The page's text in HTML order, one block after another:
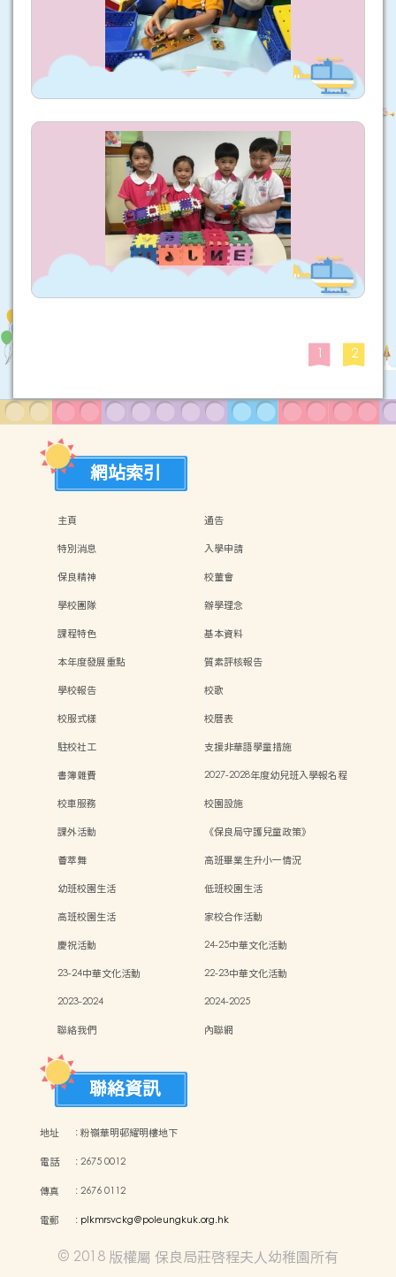
1 2
網站索引
主頁
通告
特別消息
入學申請
保良精神
校董會
學校團隊
辦學理念
課程特色
基本資料
本年度發展重點
質素評核報告
學校報告
校歌
校服式樣
校曆表
駐校社工
支援非華語學童措施
書簿雜費
2027-2028年度幼兒班入學報名程
校車服務
校園設施
課外活動
《保良局守護兒童政策》
薈萃舞
高班畢業生升小一情況
幼班校園生活
低班校園生活
高班校園生活
家校合作活動
慶祝活動
24-25中華文化活動
23-24中華文化活動
22-23中華文化活動
2023-2024
2024-2025
聯絡我們
內聯網
聯絡資訊
地址 :粉嶺華明邨耀明樓地下
電話 :2675 0012
傳真 :2676 0112
電郵 : plkmrsvckg@poleungkuk.org.hk
© 2018 版權屬 保良局莊啓程夫人幼稚園所有